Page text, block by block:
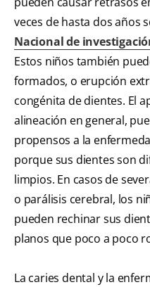
veces de hasta dos años
Nacional de
Estos niños también
formados, o erupción
congénita de dientes. El
alineación en general,
propensos a la
porque sus dientes son
limpios. En casos de
o parálisis cerebral, los
pueden rechinar sus
planos que poco a poco
La caries dental y la